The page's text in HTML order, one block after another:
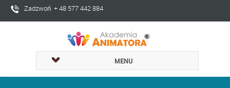
Zadzwoń + 48 577 442 884
MENU